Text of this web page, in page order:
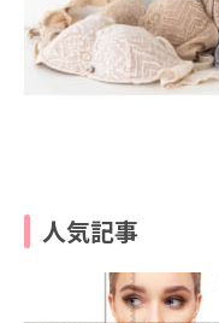
人気記事